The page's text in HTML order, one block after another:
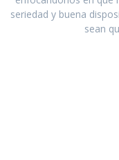
seriedad y buena
sean